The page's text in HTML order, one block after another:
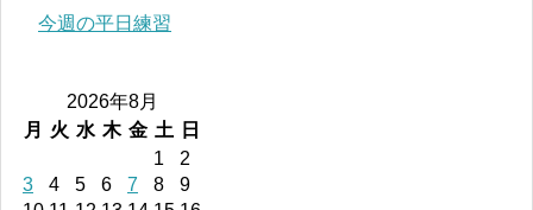
今週の平日練習
2026年8月
月
火 水 木 金 土
日
1
2
3
4 5 6 7 8
9